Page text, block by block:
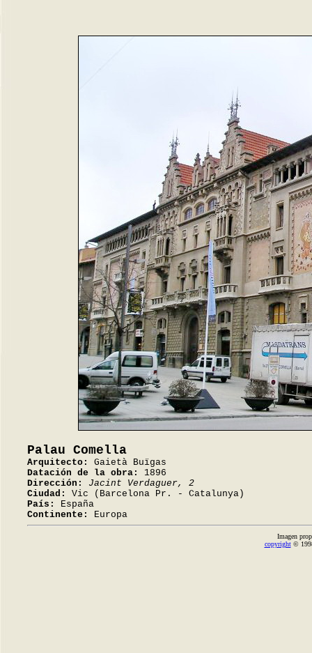
Palau Comella
Arquitecto:
Gaietà Buïgas
Datación de la obra:
1896
Dirección:
Jacint Verdaguer, 2
Ciudad:
Vic (Barcelona Pr. - Catalunya)
País:
España
Continente:
Europa
Imagen
copyright©